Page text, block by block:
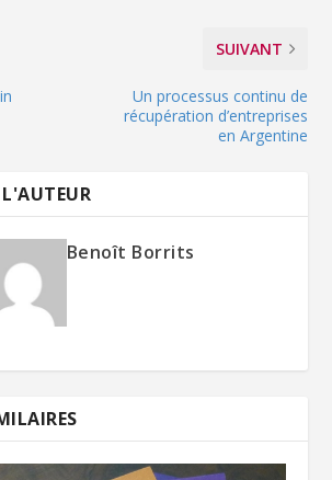
SUIVANT
Un processus continu de
récupération d’entreprises
en Argentine
L'AUTEUR
Benoît Borrits